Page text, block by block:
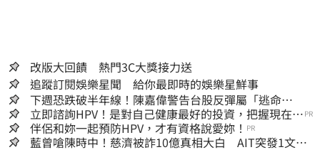
改版大回饋 熱門3C大獎接力送
追蹤訂閱娛樂星聞 給你最即時的娛樂星鮮事
下週恐跌破半年線！陳嘉偉警告台股反彈屬「逃命
波」：空頭大屠殺剛開始
立即諮詢HPV！是對自己健康最好的投資，把握現在不
嫌晚！
PR
伴侶和妳一起預防HPV，才有資格說愛妳！ PR
藍曾嗆陳時中！慈濟被詐10億真相大白 AIT突發1文酸